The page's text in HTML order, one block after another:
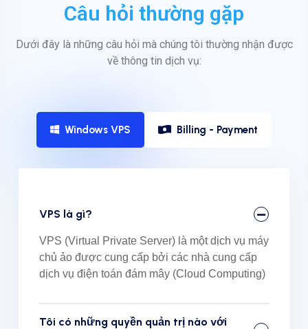
Câu hỏi thường gặp
Dưới đây là những câu hỏi mà chúng tôi thường nhận được
về thông tin dịch vụ:
Windows VPS Billing - Payment
VPS là gì?
VPS (Virtual Private Server) là một dịch vụ máy
chủ ảo được cung cấp bởi các nhà cung cấp
dịch vụ điện toán đám mây (Cloud Computing)
Tôi có những quyền quản trị nào với